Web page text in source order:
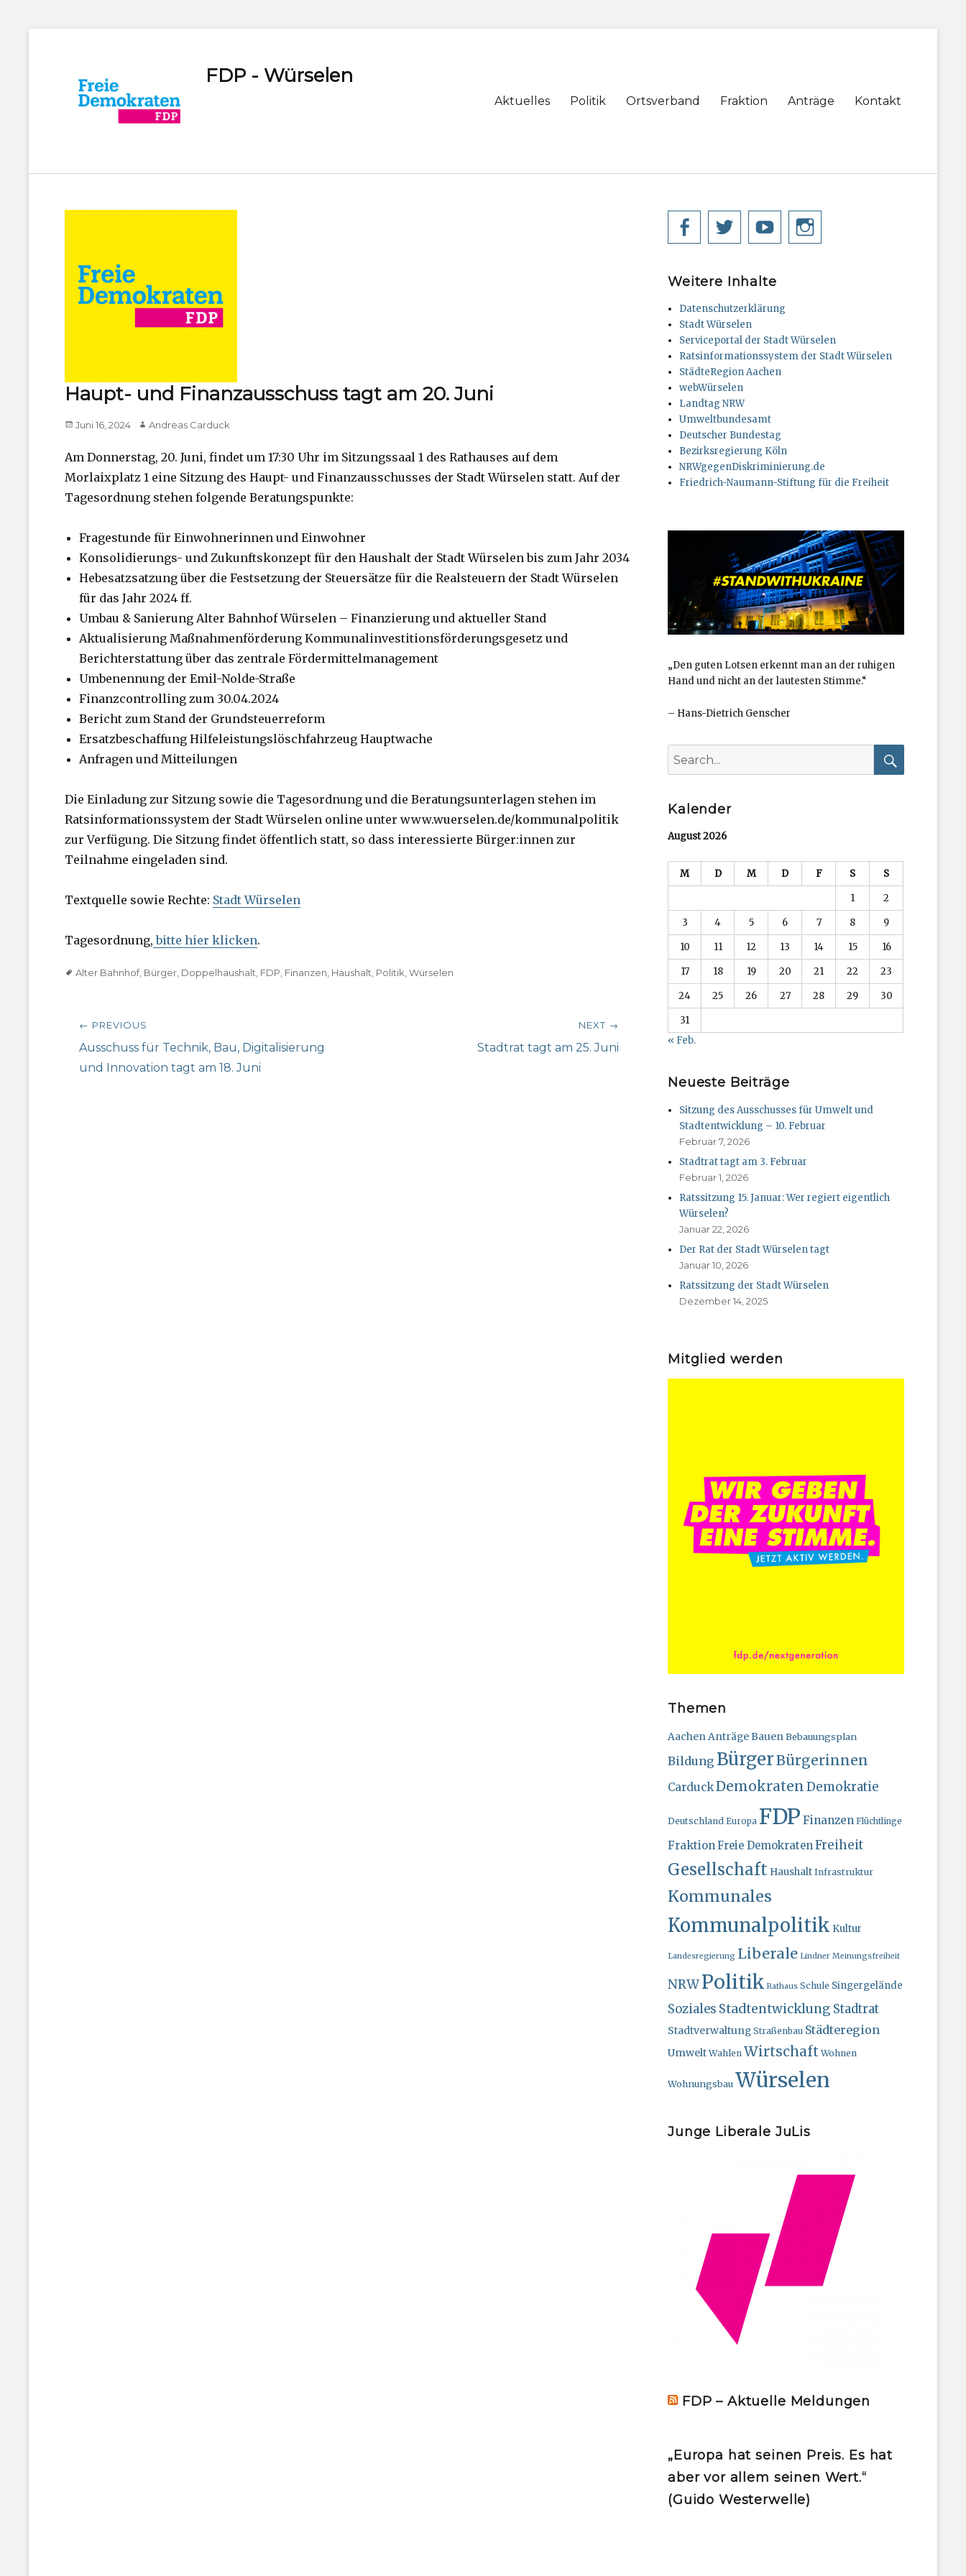
FDP - Würselen
Primary
Aktuelles Politik Ortsverband Fraktion Anträge Kontakt
Haupt- und Finanzausschuss tagt am 20. Juni
Posted
Juni 16, 2024 Author
Andreas Carduck
Am Donnerstag, 20. Juni, findet um 17:30 Uhr im Sitzungssaal 1 des Rathauses auf dem
Morlaixplatz 1 eine Sitzung des Haupt- und Finanzausschusses der Stadt Würselen statt. Auf der
Tagesordnung stehen folgende Beratungspunkte:
Fragestunde für Einwohnerinnen und Einwohner
Konsolidierungs- und Zukunftskonzept für den Haushalt der Stadt Würselen bis zum Jahr 2034
Hebesatzsatzung über die Festsetzung der Steuersätze für die Realsteuern der Stadt Würselen
für das Jahr 2024 ff.
Umbau & Sanierung Alter Bahnhof Würselen – Finanzierung und aktueller Stand
Aktualisierung Maßnahmenförderung Kommunalinvestitionsförderungsgesetz und
Berichterstattung über das zentrale Fördermittelmanagement
Umbenennung der Emil-Nolde-Straße
Finanzcontrolling zum 30.04.2024
Bericht zum Stand der Grundsteuerreform
Ersatzbeschaffung Hilfeleistungslöschfahrzeug Hauptwache
Anfragen und Mitteilungen
Die Einladung zur Sitzung sowie die Tagesordnung und die Beratungsunterlagen stehen im
Ratsinformationssystem der Stadt Würselen online unter www.wuerselen.de/kommunalpolitik
zur Verfügung. Die Sitzung findet öffentlich statt, so dass interessierte Bürger:innen zur
Teilnahme eingeladen sind.
Textquelle sowie Rechte: Stadt Würselen
Tagesordnung, bitte hier klicken.
TagsAlter Bahnhof, Bürger Doppelhaushalt FDP Finanzen Haushalt Politik Würselen
Beitragsnavigation
← PREVIOUS
Previous
post:
Ausschuss für Technik, Bau, Digitalisierung
und Innovation tagt am 18. Juni
NEXT →
Stadtrat tagt am 25. Juni
Facebook
TwitterYouTube
Weitere Inhalte
Datenschutzerklärung
Stadt Würselen
Serviceportal der Stadt Würselen
Ratsinformationssystem der Stadt Würselen
StädteRegion Aachen
webWürselen
Landtag NRW
Umweltbundesamt
Deutscher Bundestag
Bezirksregierung Köln
NRWgegenDiskriminierung.de
Friedrich-Naumann-Stiftung für die Freiheit
„Den guten Lotsen erkennt man an der ruhigen
Hand und nicht an der lautesten Stimme.“
– Hans-Dietrich Genscher
for:
Kalender
August 2026
M D M D F S
S
1
2
3
4 5 6 7 8
9
10
11 12 13 14 15
16
17
18 19 20 21 22
23
24
25 26 27 28 29
30
31
« Feb.
Neueste Beiträge
Sitzung des Ausschusses für Umwelt und
Stadtentwicklung – 10. Februar
Februar 7, 2026
Stadtrat tagt am 3. Februar
Februar 1, 2026
Ratssitzung 15. Januar: Wer regiert eigentlich
Würselen?
Januar 22, 2026
Der Rat der Stadt Würselen tagt
Januar 10, 2026
Ratssitzung der Stadt Würselen
Dezember 14, 2025
Mitglied werden
Themen
AachenAnträgeBauenBebauungsplan
Bildung BürgerBürgerinnen
CarduckDemokratenDemokratie
Deutschland Europa FDP Finanzen Flüchtlinge
FraktionFreie DemokratenFreiheit
Gesellschaft Haushalt Infrastruktur
Kommunales
Kommunalpolitik Kultur
Landesregierung Liberale Lindner Meinungsfreiheit
NRWPolitik Rathaus Schule Singergelände
Soziales Stadtentwicklung Stadtrat
Stadtverwaltung Straßenbau Städteregion
Umwelt Wahlen Wirtschaft Wohnen
WohnungsbauWürselen
Junge Liberale JuLis
FDP – Aktuelle Meldungen
„Europa hat seinen Preis. Es hat
aber vor allem seinen Wert.“
(Guido Westerwelle)